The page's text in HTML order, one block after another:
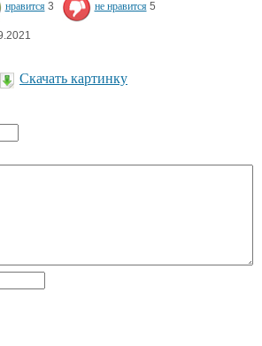
нравится 3 не нравится 5
Скачать картинку